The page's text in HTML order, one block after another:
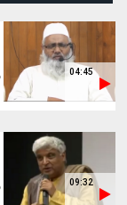
04:45
09:32